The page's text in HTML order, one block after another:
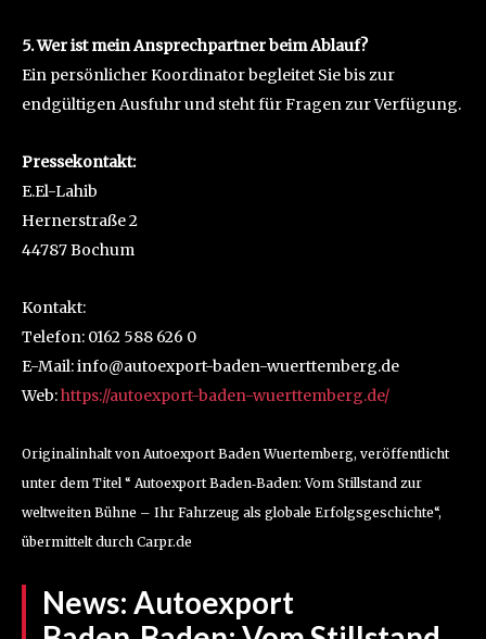
5. Wer ist mein Ansprechpartner beim Ablauf?
Ein persönlicher Koordinator begleitet Sie bis zur
endgültigen Ausfuhr und steht für Fragen zur Verfügung.
Pressekontakt:
E.El-Lahib
Hernerstraße 2
44787 Bochum
Kontakt:
Telefon: 0162 588 626 0
E-Mail: info@autoexport-baden-wuerttemberg.de
Web:https://autoexport-baden-wuerttemberg.de/
Originalinhalt von Autoexport Baden Wuertemberg, veröffentlicht
unter dem Titel “ Autoexport Baden‑Baden: Vom Stillstand zur
weltweiten Bühne – Ihr Fahrzeug als globale Erfolgsgeschichte“,
übermittelt durch Carpr.de
News: Autoexport